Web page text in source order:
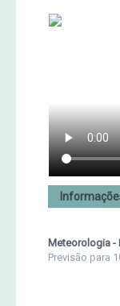
Meteorologia -
Previsão para